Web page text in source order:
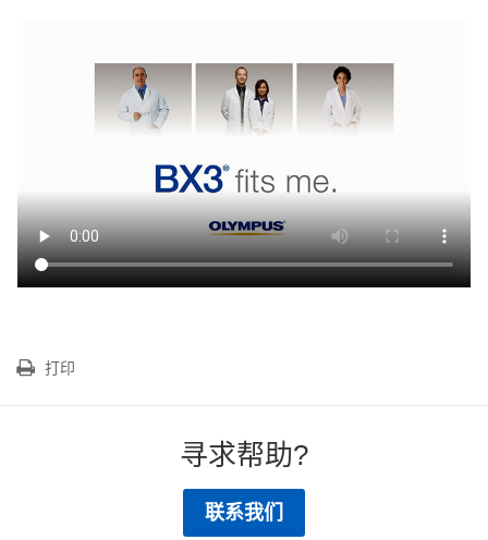
打印
寻求帮助?
联系我们